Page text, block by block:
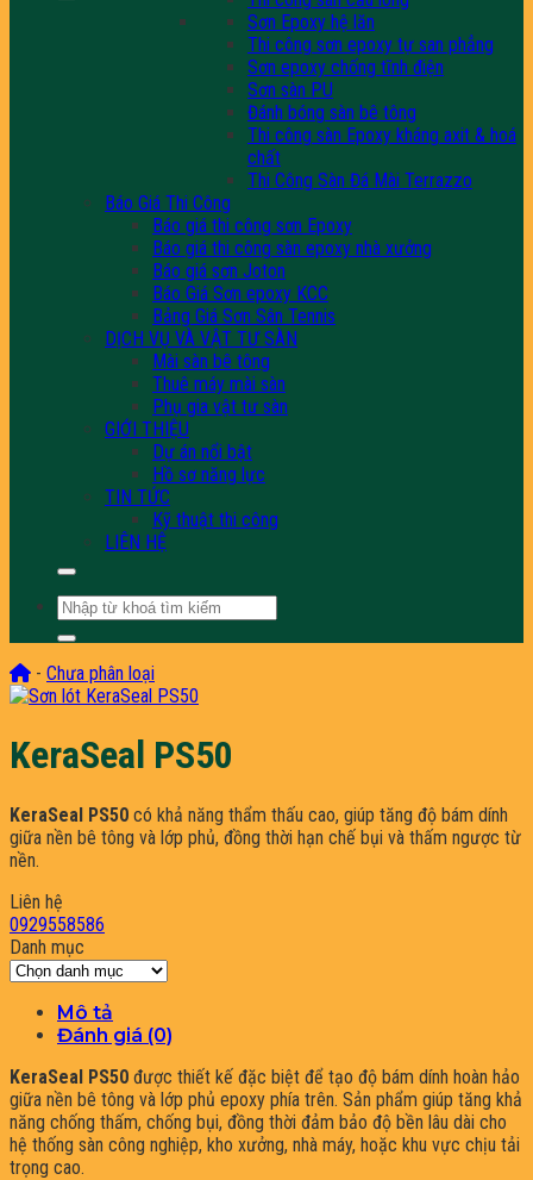
Sơn Epoxy hệ lăn
Thi công sơn epoxy tự san phẳng
Sơn epoxy chống tĩnh điện
Sơn sàn PU
Đánh bóng sàn bê tông
Thi công sàn Epoxy kháng axit & hoá
chất
Thi Công Sàn Đá Mài Terrazzo
Báo Giá Thi Công
Báo giá thi công sơn Epoxy
Báo giá thi công sàn epoxy nhà xưởng
Báo giá sơn Joton
Báo Giá Sơn epoxy KCC
Bảng Giá Sơn Sân Tennis
DỊCH VỤ VÀ VẬT TƯ SÀN
Mài sàn bê tông
Thuê máy mài sàn
Phụ gia vật tư sàn
GIỚI THIỆU
Dự án nổi bật
Hồ sơ năng lực
TIN TỨC
Kỹ thuật thi công
LIÊN HỆ
Tìm
kiếm:
- Chưa phân loại
KeraSeal PS50
KeraSeal PS50 có khả năng thẩm thấu cao, giúp tăng độ bám dính
giữa nền bê tông và lớp phủ, đồng thời hạn chế bụi và thấm ngược từ
nền.
Liên hệ
0929558586
Danh mục
Danh
Mô tả
Đánh giá (0)
KeraSeal PS50 được thiết kế đặc biệt để tạo độ bám dính hoàn hảo
giữa nền bê tông và lớp phủ epoxy phía trên. Sản phẩm giúp tăng khả
năng chống thấm, chống bụi, đồng thời đảm bảo độ bền lâu dài cho
hệ thống sàn công nghiệp, kho xưởng, nhà máy, hoặc khu vực chịu tải
trọng cao.